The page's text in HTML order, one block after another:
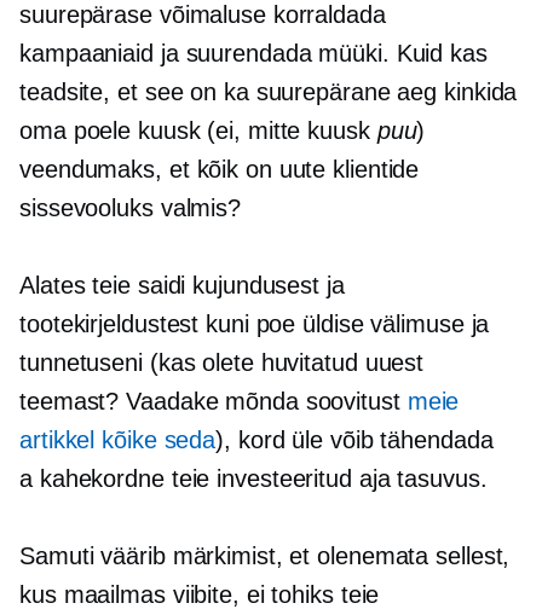
suurepärase võimaluse korraldada
kampaaniaid ja suurendada müüki. Kuid kas
teadsite, et see on ka suurepärane aeg kinkida
oma poele kuusk (ei, mitte kuusk puu)
veendumaks, et kõik on uute klientide
sissevooluks valmis?
Alates teie saidi kujundusest ja
tootekirjeldustest kuni poe üldise välimuse ja
tunnetuseni (kas olete huvitatud uuest
teemast? Vaadake mõnda soovitust meie
artikkel kõike seda), kord üle võib tähendada
a kahekordneteie investeeritud aja tasuvus.
Samuti väärib märkimist, et olenemata sellest,
kus maailmas viibite, ei tohiks teie